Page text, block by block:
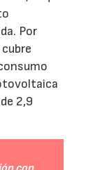
Por
2,9